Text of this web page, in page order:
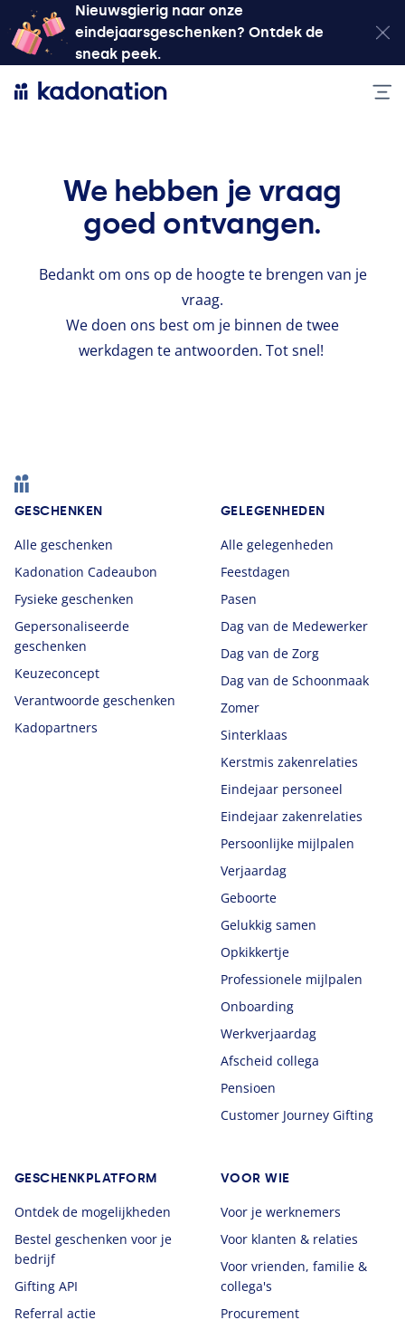
Nieuwsgierig naar onze
eindejaarsgeschenken? Ontdek de
sneak peek.
We hebben je vraag
goed ontvangen.
Bedankt om ons op de hoogte te brengen van je
vraag.
We doen ons best om je binnen de twee
werkdagen te antwoorden. Tot snel!
Footer
GESCHENKEN
Alle geschenken
Kadonation Cadeaubon
Fysieke geschenken
Gepersonaliseerde
geschenken
Keuzeconcept
Verantwoorde geschenken
Kadopartners
GELEGENHEDEN
Alle gelegenheden
Feestdagen
Pasen
Dag van de Medewerker
Dag van de Zorg
Dag van de Schoonmaak
Zomer
Sinterklaas
Kerstmis zakenrelaties
Eindejaar personeel
Eindejaar zakenrelaties
Persoonlijke mijlpalen
Verjaardag
Geboorte
Gelukkig samen
Opkikkertje
Professionele mijlpalen
Onboarding
Werkverjaardag
Afscheid collega
Pensioen
Customer Journey Gifting
GESCHENKPLATFORM
Ontdek de mogelijkheden
Bestel geschenken voor je
bedrijf
Gifting API
Referral actie
VOOR WIE
Voor je werknemers
Voor klanten & relaties
Voor vrienden, familie &
collega's
Procurement